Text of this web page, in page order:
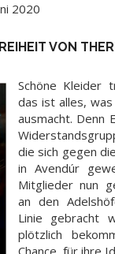
2020
VON
Schöne Kleider
das ist alles,
ausmacht. Denn
die sich gegen
in Avendúr
Mitglieder nun
an den
Linie gebracht
plötzlich
Chance, für ihre